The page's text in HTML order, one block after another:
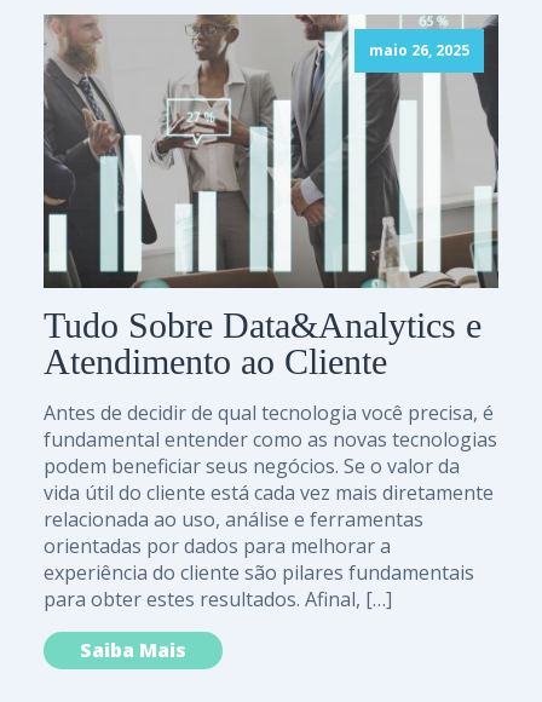
maio 26, 2025
Tudo Sobre Data&Analytics e
Atendimento ao Cliente
Antes de decidir de qual tecnologia você precisa, é
fundamental entender como as novas tecnologias
podem beneficiar seus negócios. Se o valor da
vida útil do cliente está cada vez mais diretamente
relacionada ao uso, análise e ferramentas
orientadas por dados para melhorar a
experiência do cliente são pilares fundamentais
para obter estes resultados. Afinal, […]
Saiba Mais